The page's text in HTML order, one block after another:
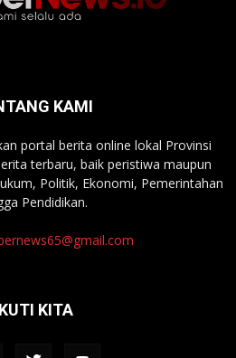
KAMI
portal berita online lokal Provinsi
terbaru, baik peristiwa maupun
Politik, Ekonomi, Pemerintahan
Pendidikan.
KITA